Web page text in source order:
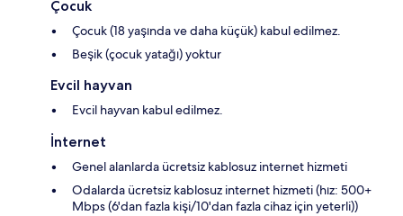
Çocuk
Çocuk (18 yaşında ve daha küçük) kabul edilmez.
Beşik (çocuk yatağı) yoktur
Evcil hayvan
Evcil hayvan kabul edilmez.
İnternet
Genel alanlarda ücretsiz kablosuz internet hizmeti
Odalarda ücretsiz kablosuz internet hizmeti (hız: 500+
Mbps (6'dan fazla kişi/10'dan fazla cihaz için yeterli))